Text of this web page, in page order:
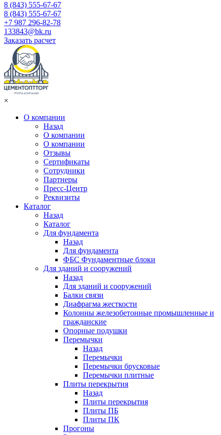
8 (843) 555-67-67
8 (843) 555-67-67
+7 987 296-82-78
133843@bk.ru
Заказать расчет
×
О компании
Назад
О компании
О компании
Отзывы
Сертификаты
Сотрудники
Партнеры
Пресс-Центр
Реквизиты
Каталог
Назад
Каталог
Для фундамента
Назад
Для фундамента
ФБС Фундаментные блоки
Для зданий и сооружений
Назад
Для зданий и сооружений
Балки связи
Диафрагма жесткости
Колонны железобетонные промышленные и
гражданские
Опорные подушки
Перемычки
Назад
Перемычки
Перемычки брусковые
Перемычки плитные
Плиты перекрытия
Назад
Плиты перекрытия
Плиты ПБ
Плиты ПК
Прогоны